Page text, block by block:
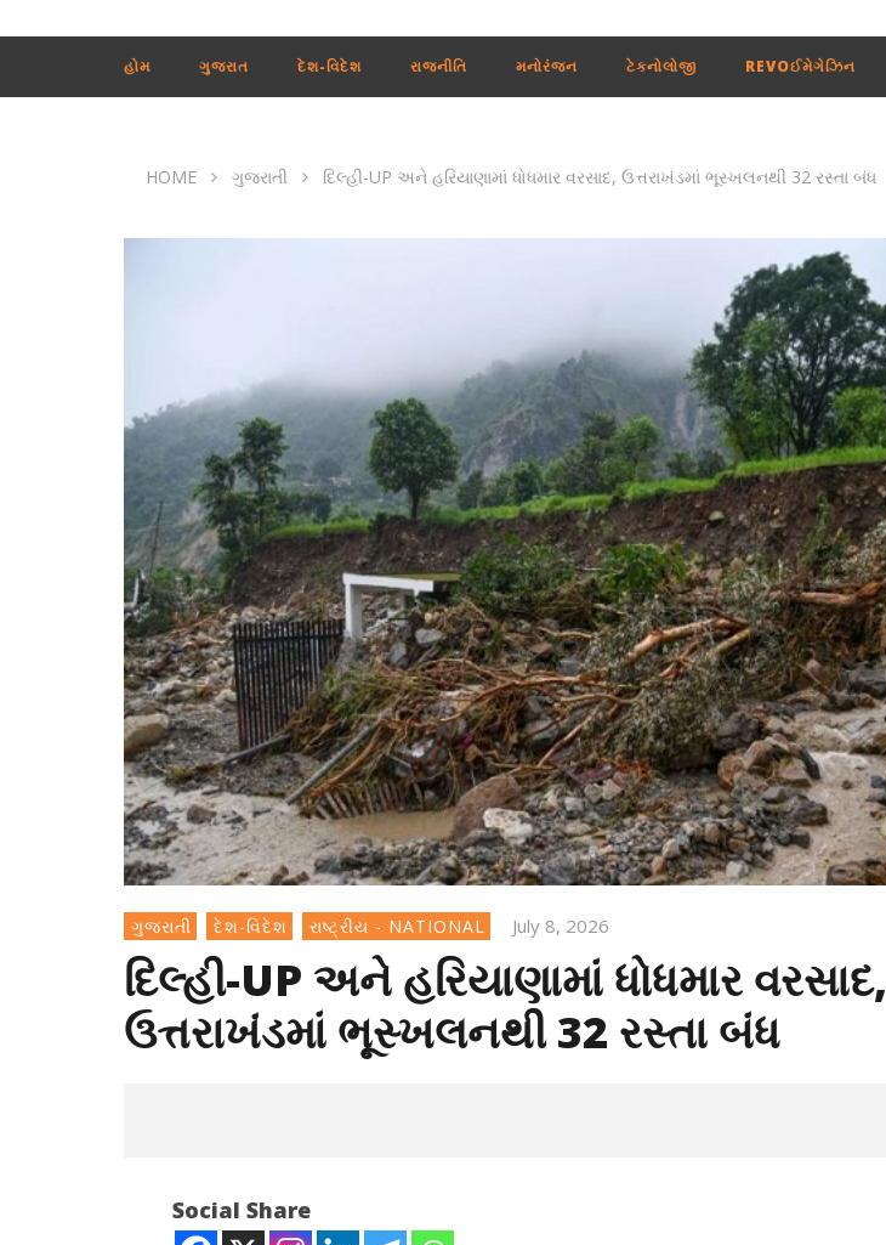
હોમ ગુજરાત દેશ-વિદેશ રાજનીતિ મનોરંજન ટેકનોલોજી REVOઈમેગેઝિન
HOME ગુજરાતી દિલ્હી-UP અને હરિયાણામાં ધોધમાર વરસાદ, ઉત્તરાખંડમાં ભૂસ્ખલનથી 32 રસ્તા બંધ
ગુજરાતી દેશ-વિદેશ રાષ્ટ્રીય - NATIONAL July 8, 2026
દિલ્હી-UP અને હરિયાણામાં ધોધમાર વરસાદ,
ઉત્તરાખંડમાં ભૂસ્ખલનથી 32 રસ્તા બંધ
Social Share